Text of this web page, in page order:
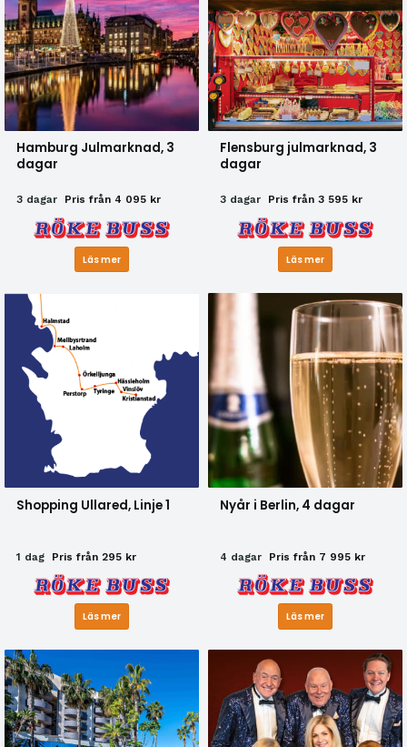
Hamburg Julmarknad, 3
dagar
3 dagar Pris från 4 095 kr
Läs mer
Flensburg julmarknad, 3
dagar
3 dagar Pris från 3 595 kr
Läs mer
Shopping Ullared, Linje 1
1 dag Pris från 295 kr
Läs mer
Nyår i Berlin, 4 dagar
4 dagar Pris från 7 995 kr
Läs mer